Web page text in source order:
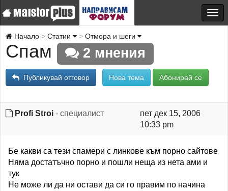
Начало Статии Отмора и шеги
Спам 2 мнения
Публикувай отговор Нова тема Абонирай се
Profi Stroi - специалист
пет дек 15, 2006
10:33 pm
Бе какви са тези спамери с линкове към порно сайтове
Няма достатъчно порно и пошли неща из нета ами и
тук
Не може ли да ни остави да си го правим по начина